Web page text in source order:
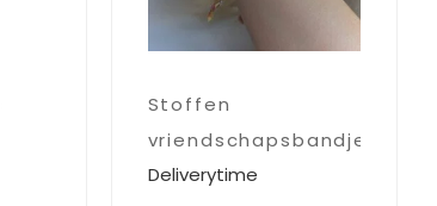
Stoffen
vriendschapsbandje
Capri
Deliverytime